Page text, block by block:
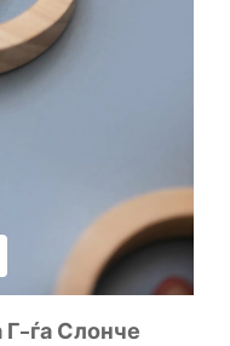
ѓа Слонче